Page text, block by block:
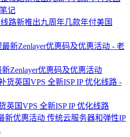
路新推出九周年几款年付美国
Zenlayer优惠码及优惠活动
英国VPS 全新ISP IP 优化线路